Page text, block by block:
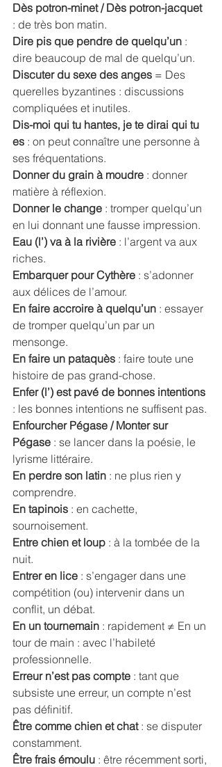
Dès potron-minet / Dès potron-jacquet
: de très bon matin.
Dire pis que pendre de quelqu’un :
dire beaucoup de mal de quelqu’un.
Discuter du sexe des anges = Des
querelles byzantines : discussions
compliquées et inutiles.
Dis-moi qui tu hantes, je te dirai qui tu
es : on peut connaître une personne à
ses fréquentations.
Donner du grain à moudre : donner
matière à réflexion.
Donner le change : tromper quelqu’un
en lui donnant une fausse impression.
Eau (l’) va à la rivière : l’argent va aux
riches.
Embarquer pour Cythère : s’adonner
aux délices de l’amour.
En faire accroire à quelqu’un : essayer
de tromper quelqu’un par un
mensonge.
En faire un pataquès : faire toute une
histoire de pas grand-chose.
Enfer (l’) est pavé de bonnes intentions
: les bonnes intentions ne suffisent pas.
Enfourcher Pégase / Monter sur
Pégase : se lancer dans la poésie, le
lyrisme littéraire.
En perdre son latin : ne plus rien y
comprendre.
En tapinois : en cachette,
sournoisement.
Entre chien et loup : à la tombée de la
nuit.
Entrer en lice : s’engager dans une
compétition (ou) intervenir dans un
conflit, un débat.
En un tournemain : rapidement ≠ En un
tour de main : avec l’habileté
professionnelle.
Erreur n’est pas compte : tant que
subsiste une erreur, un compte n’est
pas définitif.
Être comme chien et chat : se disputer
constamment.
Être frais émoulu : être récemment sorti,